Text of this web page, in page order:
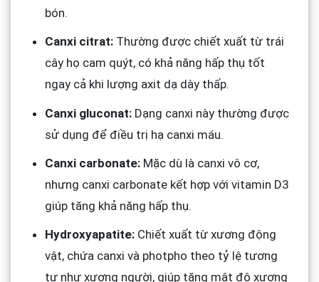
bón.
Canxi citrat:Thường được chiết xuất từ trái
cây họ cam quýt, có khả năng hấp thụ tốt
ngay cả khi lượng axit dạ dày thấp.
Canxi gluconat:Dạng canxi này thường được
sử dụng để điều trị hạ canxi máu.
Canxi carbonate:Mặc dù là canxi vô cơ,
nhưng canxi carbonate kết hợp với vitamin D3
giúp tăng khả năng hấp thụ.
Hydroxyapatite:Chiết xuất từ xương động
vật, chứa canxi và photpho theo tỷ lệ tương
tự như xương người, giúp tăng mật độ xương